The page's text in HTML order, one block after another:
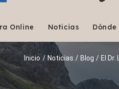
Online Noticias
Inicio / Noticias / Blog / El Dr.